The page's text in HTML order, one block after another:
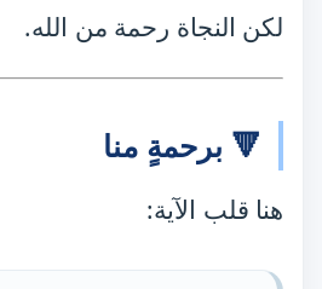
لكن النجاة رحمة من الله.
🔻 برحمةٍ منا
هنا قلب الآية: